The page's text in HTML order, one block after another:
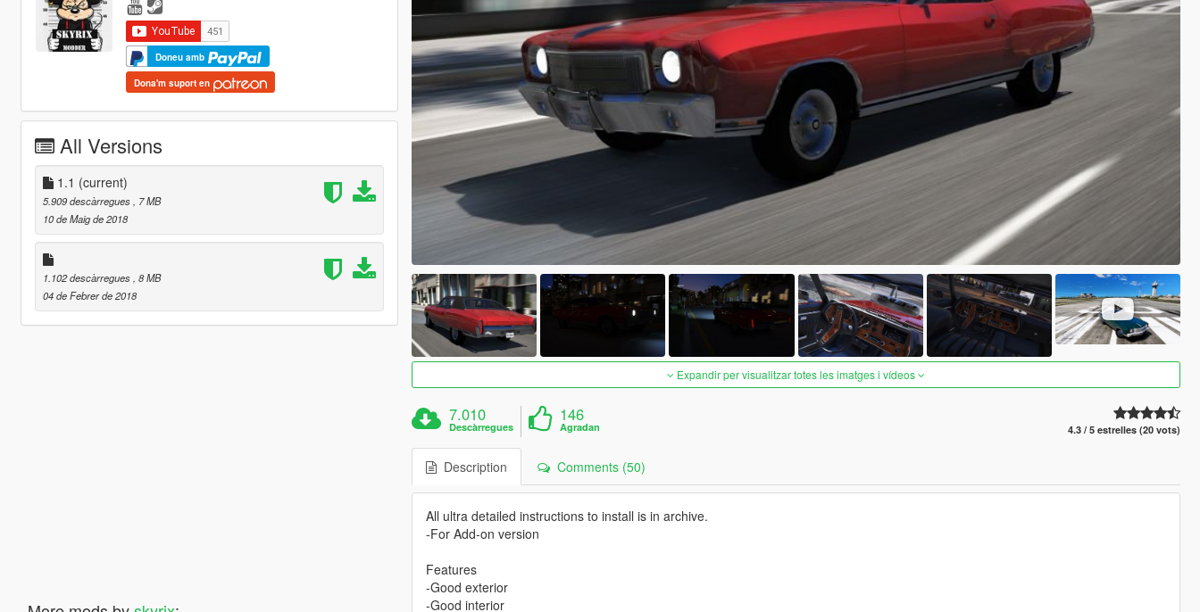
Doneu amb
Dona'm suport en
All Versions
1.1 (current)
5.909 descàrregues, 7 MB
10 de Maig de 2018
1.102 descàrregues, 8 MB
04 de Febrer de 2018
Expandir per visualitzar totes les imatges i vídeos
7.010
Descàrregues
146
Agradan 4.3 / 5 estrelles (20 vots)
Description Comments (50)
All ultra detailed instructions to install is in archive.
-For Add-on version
Features
-Good exterior
-Good interior